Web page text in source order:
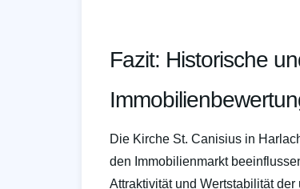
Fazit: Historische
Die Kirche St. Canisius in
den Immobilienmarkt
Attraktivität und Wertstabilität